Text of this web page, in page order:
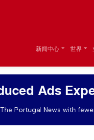
新闻中心 世界
Ads
Portugal News with